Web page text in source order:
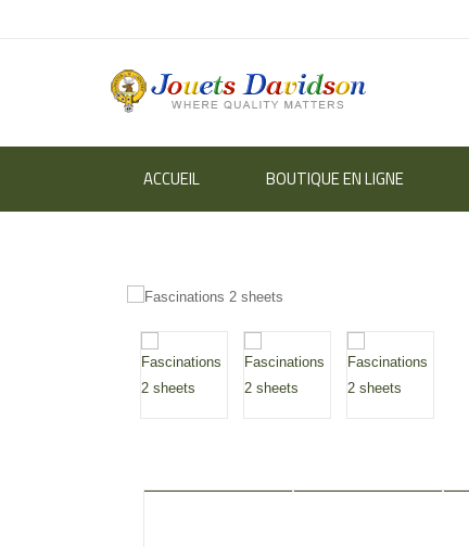
ACCUEIL BOUTIQUE EN LIGNE